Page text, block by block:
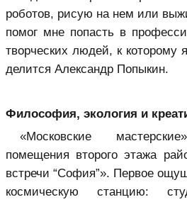
роботов, рисую на нем или
помог мне попасть в
творческих людей, к
делится Александр Попыкин.
Философия, экология и
«Московские
помещения второго этажа
встречи “София”». Первое
космическую станцию: